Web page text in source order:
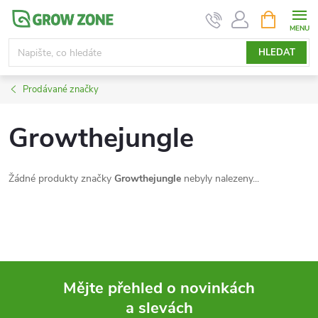
Přejít
obsah
HLEDAT
NÁKUPNÍ
KOŠÍK
Prodávané značky
Growthejungle
Žádné produkty značky Growthejungle nebyly nalezeny...
Mějte přehled o novinkách
a slevách